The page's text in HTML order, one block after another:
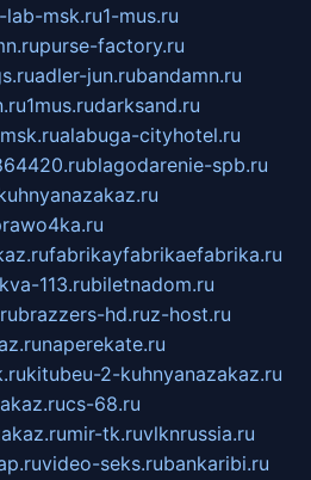
lab-msk.ru1-mus.ru
purse-factory.ru
adler-jun.rubandamn.ru
1mus.rudarksand.ru
alabuga-cityhotel.ru
blagodarenie-spb.ru
fabrikayfabrikaefabrika.ru
113.rubiletnadom.ru
brazzers-hd.ruz-host.ru
naperekate.ru
kitubeu-2-kuhnyanazakaz.ru
cs-68.ru
mir-tk.ruvlknrussia.ru
video-seks.rubankaribi.ru